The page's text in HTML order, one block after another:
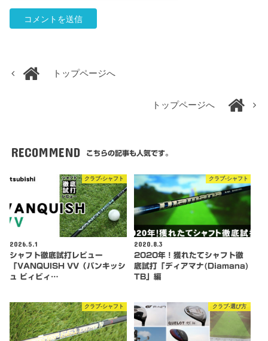
トップページへ
トップページへ
RECOMMEND こちらの記事も人気です。
クラブ-シャフト
2026.5.1
シャフト徹底試打レビュー
「VANQUISH VV（バンキッシ
ュ ビィビィ…
クラブ-シャフト
2020.8.3
2020年！獲れたてシャフト徹
底試打「ディアマナ(Diamana)
TB」編
クラブ-シャフト クラブ-選び方